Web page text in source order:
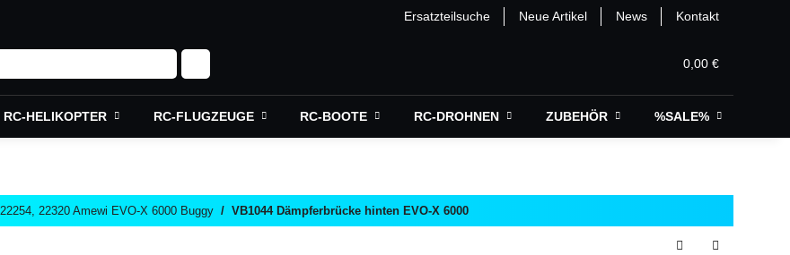
Ersatzteilsuche Neue Artikel News Kontakt
0,00 €
RC-HELIKOPTER RC-FLUGZEUGE RC-BOOTE RC-DROHNEN ZUBEHÖR %SALE%
22254, 22320 Amewi EVO-X 6000 Buggy VB1044 Dämpferbrücke hinten EVO-X 6000